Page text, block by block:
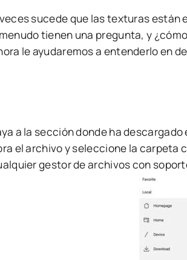
sucede que las texturas están
tienen una pregunta, y
le ayudaremos a entenderlo en
a la sección donde ha
el archivo y seleccione la carpeta
gestor de archivos con